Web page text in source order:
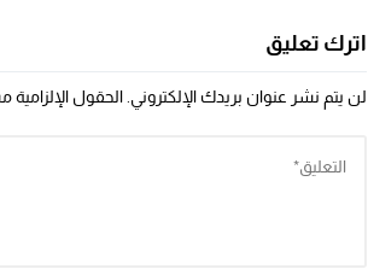
اترك تعليق
لن يتم نشر عنوان بريدك الإلكتروني. الحقول الإلزامية